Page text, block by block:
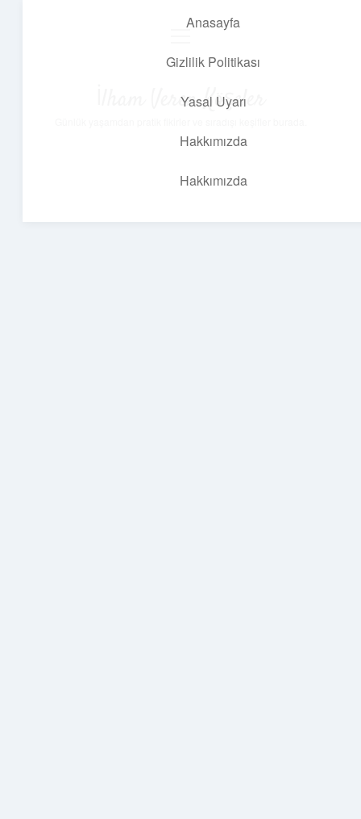
Anasayfa
Gizlilik Politikası
Yasal Uyarı
Hakkımızda
Hakkımızda
İlham Veren Köşeler